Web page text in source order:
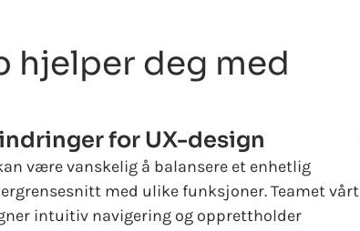
hjelper deg med
for UX-design
være vanskelig å balansere et enhetlig
med ulike funksjoner. Teamet vårt
intuitiv navigering og opprettholder